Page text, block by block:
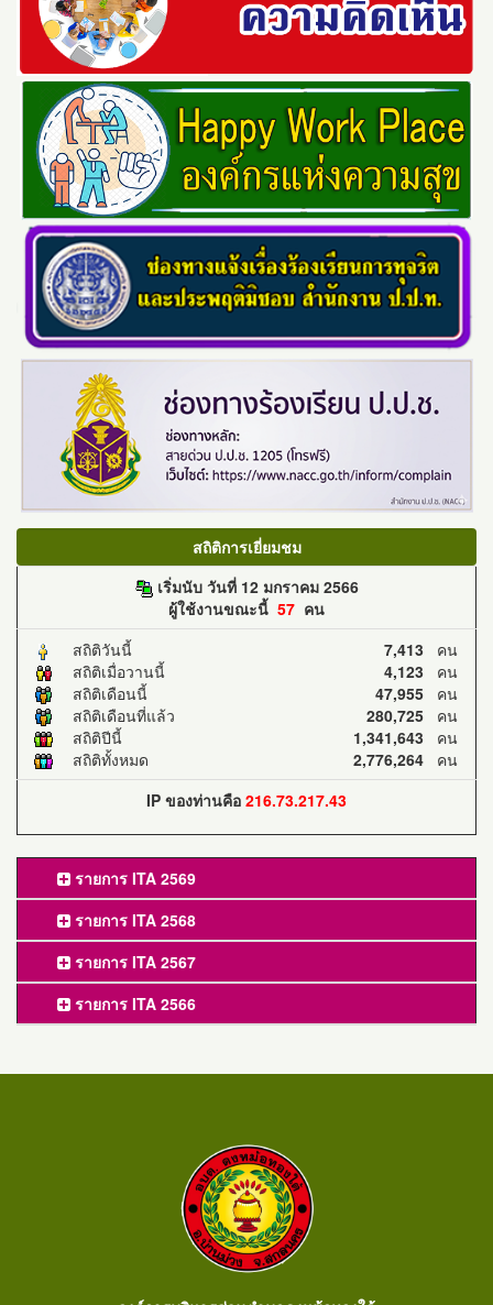
สถิติการเยี่ยมชม
เริ่มนับ วันที่ 12 มกราคม 2566
ผู้ใช้งานขณะนี้ 57 คน
สถิติวันนี้
7,413 คน
สถิติเมื่อวานนี้
4,123 คน
สถิติเดือนนี้
47,955 คน
สถิติเดือนที่แล้ว
280,725 คน
สถิติปีนี้
1,341,643 คน
สถิติทั้งหมด
2,776,264 คน
IP ของท่านคือ 216.73.217.43
รายการ ITA 2569
รายการ ITA 2568
รายการ ITA 2567
รายการ ITA 2566